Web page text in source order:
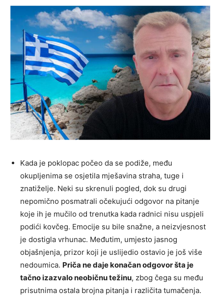
Kada je poklopac počeo da se podiže, među
okupljenima se osjetila mješavina straha, tuge i
znatiželje. Neki su skrenuli pogled, dok su drugi
nepomično posmatrali očekujući odgovor na pitanje
koje ih je mučilo od trenutka kada radnici nisu uspjeli
podići kovčeg. Emocije su bile snažne, a neizvjesnost
je dostigla vrhunac. Međutim, umjesto jasnog
objašnjenja, prizor koji je uslijedio ostavio je još više
nedoumica. Priča ne daje konačan odgovor šta je
tačno izazvalo neobičnu težinu, zbog čega su među
prisutnima ostala brojna pitanja i različita tumačenja.